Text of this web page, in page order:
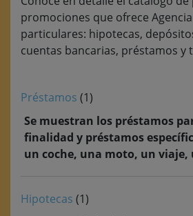
promociones que ofrece
particulares: hipotecas,
cuentas bancarias, préstamos y
Préstamos (1)
Se muestran los préstamos
finalidad y préstamos
un coche, una moto, un viaje,
Hipotecas (1)